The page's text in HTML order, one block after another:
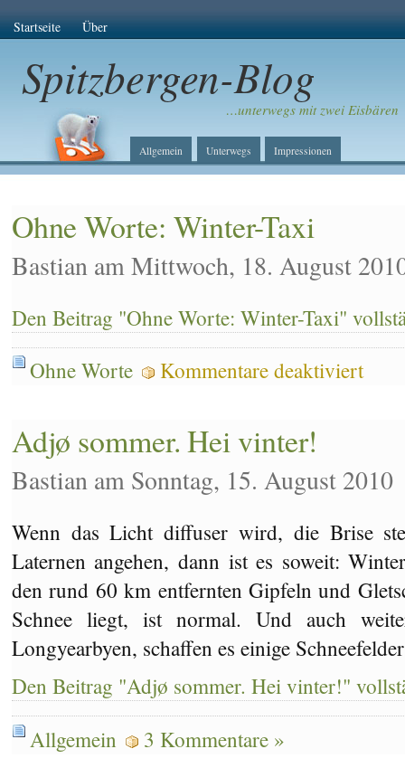
Startseite Über
Spitzbergen-Blog
…unterwegs mit zwei Eisbären
Allgemein Unterwegs Impressionen
Ohne Worte: Winter-Taxi
Bastian am Mittwoch, 18. August
Den Beitrag "Ohne Worte: Winter-Taxi"
Ohne Worte
Kommentare deaktiviertOhne
Adjø sommer. Hei vinter!
Bastian am Sonntag, 15. August 2010
Wenn das Licht diffuser wird, die Brise
Laternen angehen, dann ist es soweit:
den rund 60 km entfernten Gipfeln und
Schnee liegt, ist normal. Und auch
Longyearbyen, schaffen es einige
Den Beitrag "Adjø sommer. Hei vinter!"
Allgemein
3 Kommentare »